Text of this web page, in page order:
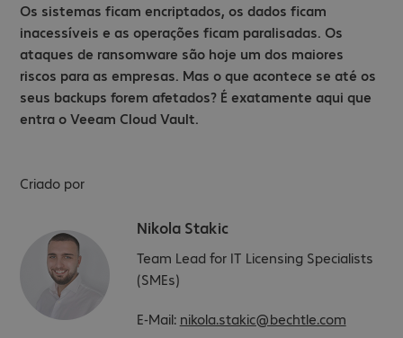
Os sistemas ficam encriptados, os dados ficam
inacessíveis e as operações ficam paralisadas. Os
ataques de ransomware são hoje um dos maiores
riscos para as empresas. Mas o que acontece se até os
seus backups forem afetados? É exatamente aqui que
entra o Veeam Cloud Vault.
Criado por
Nikola Stakic
Team Lead for IT Licensing Specialists
(SMEs)
E-Mail: nikola.stakic@bechtle.com